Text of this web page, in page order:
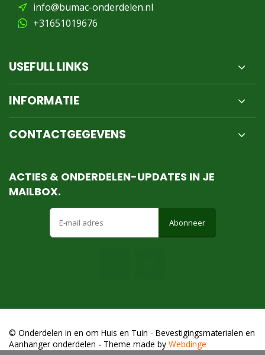
info@bumac-onderdelen.nl
+31651019676
USEFULL LINKS
INFORMATIE
CONTACTGEGEVENS
ACTIES & ONDERDELEN-UPDATES IN JE
MAILBOX.
Abonneer
© Onderdelen in en om Huis en Tuin - Bevestigingsmaterialen en
Aanhanger onderdelen - Theme made by Webdinge